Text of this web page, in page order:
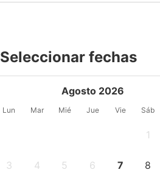
Seleccionar fechas
Agosto 2026
Lun Mar Mié Jue Vie Sáb
1
3 4 5 6 7 8